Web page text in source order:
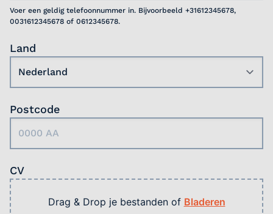
Voer een geldig telefoonnummer in. Bijvoorbeeld +31612345678,
0031612345678 of 0612345678.
Land
Postcode
CV
Drag & Drop je bestanden of Bladeren